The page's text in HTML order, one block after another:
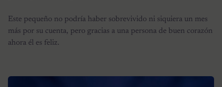
Este pequeño no podría haber sobrevivido ni siquiera un mes
más por su cuenta, pero gracias a una persona de buen corazón
ahora él es feliz.